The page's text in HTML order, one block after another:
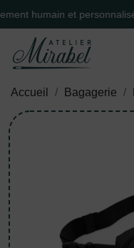
humain et personnalisé
Accueil Bagagerie